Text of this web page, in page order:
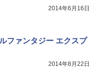
2014年6月16日
ファンタジー エクスプ
2014年8月22日